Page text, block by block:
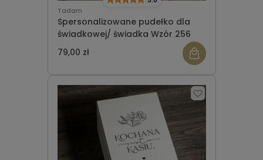
Tadam
Spersonalizowane pudełko dla
świadkowej/ świadka Wzór 256
79,00 zł